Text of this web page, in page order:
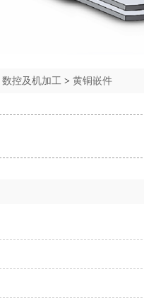
数控及机加工 > 黄铜嵌件